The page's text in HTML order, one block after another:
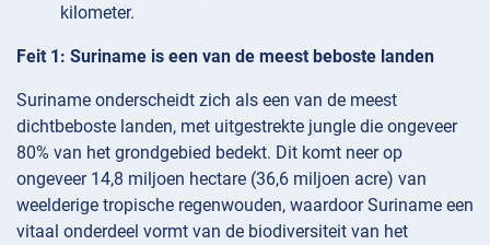
kilometer.
Feit 1: Suriname is een van de meest beboste landen
Suriname onderscheidt zich als een van de meest
dichtbeboste landen, met uitgestrekte jungle die ongeveer
80% van het grondgebied bedekt. Dit komt neer op
ongeveer 14,8 miljoen hectare (36,6 miljoen acre) van
weelderige tropische regenwouden, waardoor Suriname een
vitaal onderdeel vormt van de biodiversiteit van het